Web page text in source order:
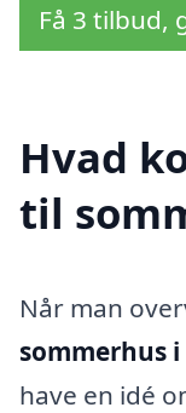
Få 3 tilbud,
Hvad
til
Når man
sommerhus
have en idé